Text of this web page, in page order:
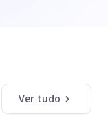
Ver tudo